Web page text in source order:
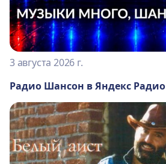
3 августа 2026 г.
Радио Шансон в Яндекс Радио